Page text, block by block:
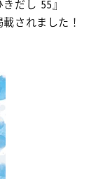
だし 55』
されました！